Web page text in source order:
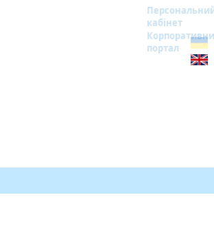
кабінет
портал